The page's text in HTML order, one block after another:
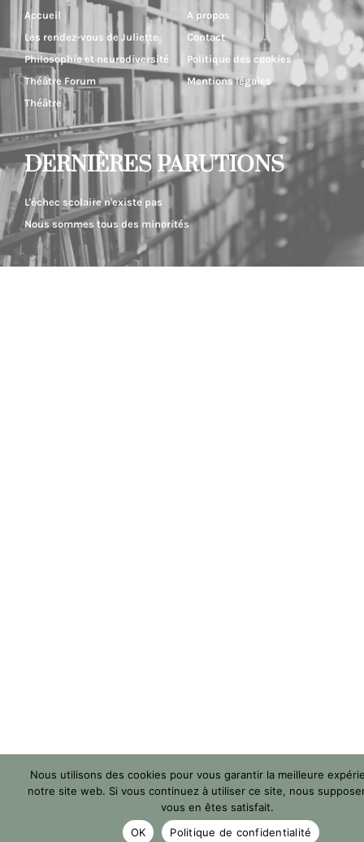
Accueil
Les rendez-vous de Juliette
Philosophie et neurodiversité
Théâtre Forum
Théâtre
A propos
Contact
Politique des cookies
Mentions légales
DERNIÈRES PARUTIONS
L'échec scolaire n'existe pas
Nous sommes tous des minorités
Nous utilisons des cookies pour vous garantir la meilleure
notre site web. Si vous continuez à utiliser ce site, nous
vous en êtes satisfait.
OK
Politique de confidentialité